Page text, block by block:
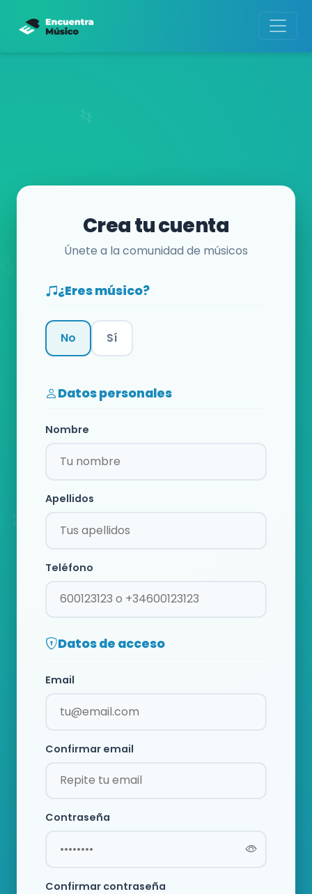
Crea tu cuenta
Únete a la comunidad de músicos
¿Eres músico?
No Sí
Datos personales
Nombre
Apellidos
Teléfono
Datos de acceso
Email
Confirmar email
Contraseña
Confirmar contraseña